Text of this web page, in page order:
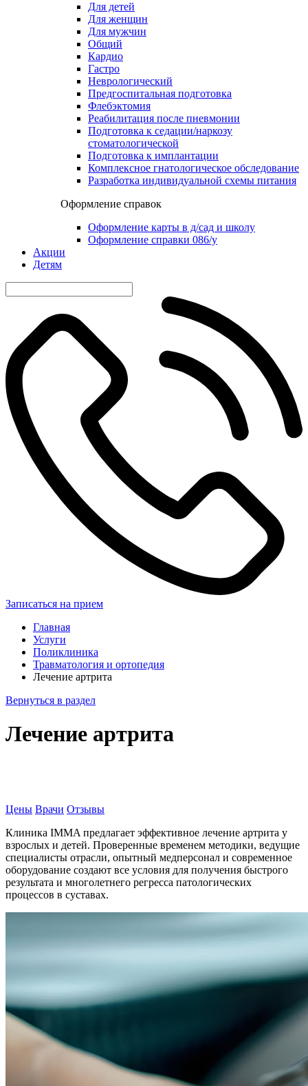
Для детей
Для женщин
Для мужчин
Общий
Кардио
Гастро
Неврологический
Предгоспитальная подготовка
Флебэктомия
Реабилитация после пневмонии
Подготовка к седации/наркозу
стоматологической
Подготовка к имплантации
Комплексное гнатологическое обследование
Разработка индивидуальной схемы питания
Оформление справок
Оформление карты в д/сад и школу
Оформление справки 086/у
Акции
Детям
Записаться на прием
Главная
Услуги
Поликлиника
Травматология и ортопедия
Лечение артрита
Вернуться в раздел
Лечение артрита
Цены Врачи Отзывы
Клиника IMMA предлагает эффективное лечение артрита у
взрослых и детей. Проверенные временем методики, ведущие
специалисты отрасли, опытный медперсонал и современное
оборудование создают все условия для получения быстрого
результата и многолетнего регресса патологических
процессов в суставах.